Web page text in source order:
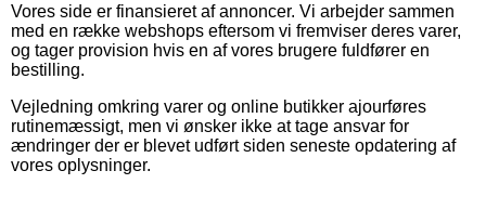
Vores side er finansieret af annoncer. Vi arbejder sammen
med en række webshops eftersom vi fremviser deres varer,
og tager provision hvis en af vores brugere fuldfører en
bestilling.
Vejledning omkring varer og online butikker ajourføres
rutinemæssigt, men vi ønsker ikke at tage ansvar for
ændringer der er blevet udført siden seneste opdatering af
vores oplysninger.